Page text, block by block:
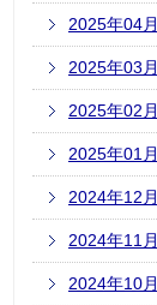
2025年04月
2025年03月
2025年02月
2025年01月
2024年12月
2024年11月
2024年10月